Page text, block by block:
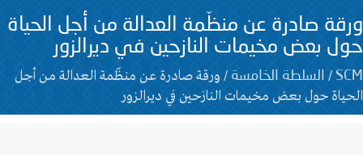
ورقة صادرة عن منظّمة العدالة من أجل الحياة
حول بعض مخيمات النازحين في ديرالزور
SCM
/ السلطة الخامسة / ورقة صادرة عن منظّمة العدالة من أجل
الحياة حول بعض مخيمات النازحين في ديرالزور